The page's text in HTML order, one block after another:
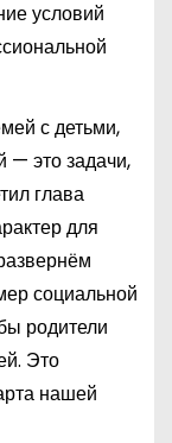
r
e
условий
с детьми,
— это задачи,
глава
для
социальной
родители
Это
нашей